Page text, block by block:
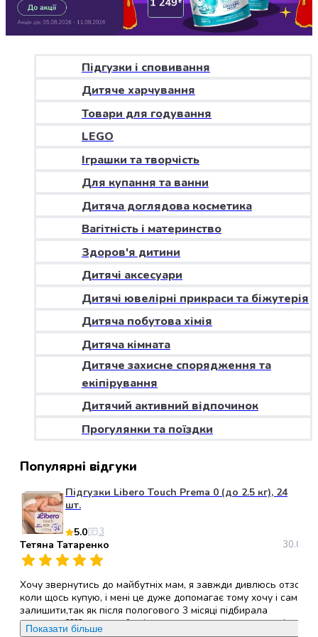
Ром
Текіла
мескаль
і
наливки
Настоянки,
бальзами,
біттери
і
азійський
алкоголь
Слабоалкогольні
напої
Сидри
меди
Подарункові
набори
алкоголю
Продукти
Бакалія
Олія
Сухі
сніданки
приготування
Спеції
та
приправи
Цукор
Все
для
Підгузки і сповивання
Дитяче харчування
Товари для годування
LEGO
Іграшки та творчість
Для купання та ванни
Дитяча доглядова косметика
Вагітність і материнство
Здоров'я дитини
Дитячі аксесуари
Дитячі ювелірні прикраси та біжутерія
Дитяча побутова хімія
Дитяча кімната
Дитяче захисне спорядження та
екіпірування
Дитячий активний відпочинок
Прогулянки та поїздки
Популярні відгуки
Підгузки Libero Touch Prema 0 (до 2.5 кг), 24
шт.
5.0
3
Тетяна Татаренко
Хочу звернутись до майбутніх мам, я завжди дивлюсь отзови
коли щось купую, і мені це дуже допомагає тому хочу і сама
залишити,так як після пологового 3 місяці підбирала
памперси????, хочу щоб всі ви звернули увагу саме на ці
Показати більше